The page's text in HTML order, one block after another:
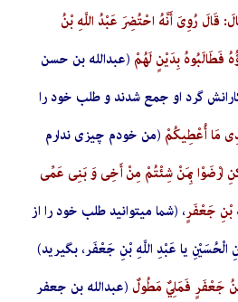
قَالَ رُوِيَ‏ أَنَّهُ احْتُضِرَ عَبْدُ اللَّهِ بْنُ
فَطَالَبُوهُ بِدَيْنٍ لَهُمْ (عبدالله بن حسن
گرد او جمع شدند و طلب خود را
مَا أُعْطِيكُمْ (من خودم چیزی ندارم
ارْضَوْا بِمَنْ شِئْتُمْ مِنْ أَخِي وَ بَنِي عَمِّي
بْنِ جَعْفَرٍ، (شما می­توانید طلب خود را از
یا عَبْدِ اللَّهِ بْنِ جَعْفَر، بگیرید)
بْنُ جَعْفَرٍ فَمَلِيٌ‏ مَطُولٌ (عبدالله بن جعفر